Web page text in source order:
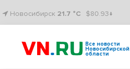
Новосибирск 21.7 °C $80.93↓
Все новости
Новосибирской
области